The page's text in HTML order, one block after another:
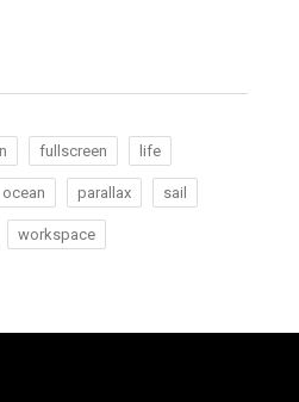
fullscreen life
ocean parallax sail
workspace